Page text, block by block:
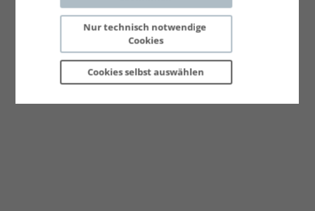
Nur technisch notwendige
Cookies
Cookies selbst auswählen